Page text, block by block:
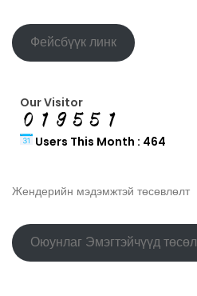
Фейсбүүк линк
Our Visitor
Users This Month : 464
Жендерийн мэдэмжтэй төсөвлөлт
Оюунлаг Эмэгтэйчүүд төсөл